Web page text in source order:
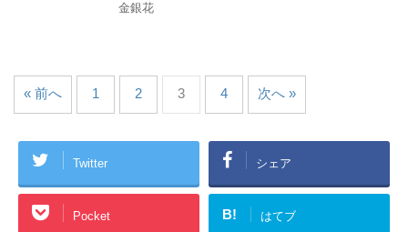
金銀花
« 前へ 1 2 3 4 次へ »
Twitter シェア
Pocket B! はてブ